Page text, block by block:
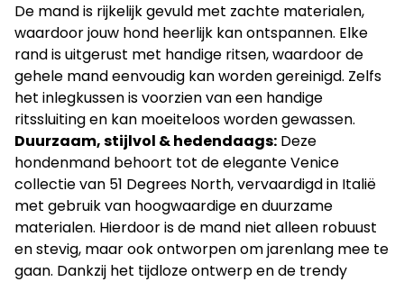
De mand is rijkelijk gevuld met zachte materialen,
waardoor jouw hond heerlijk kan ontspannen. Elke
rand is uitgerust met handige ritsen, waardoor de
gehele mand eenvoudig kan worden gereinigd. Zelfs
het inlegkussen is voorzien van een handige
ritssluiting en kan moeiteloos worden gewassen.
Duurzaam, stijlvol & hedendaags: Deze
hondenmand behoort tot de elegante Venice
collectie van 51 Degrees North, vervaardigd in Italië
met gebruik van hoogwaardige en duurzame
materialen. Hierdoor is de mand niet alleen robuust
en stevig, maar ook ontworpen om jarenlang mee te
gaan. Dankzij het tijdloze ontwerp en de trendy